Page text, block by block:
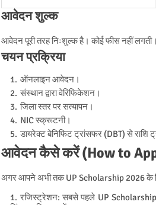
आवेदन शुल्क
आवेदन पूरी तरह निःशुल्क है। कोई फीस नहीं लगती।
चयन प्रक्रिया
ऑनलाइन आवेदन।
संस्थान द्वारा वेरिफिकेशन।
जिला स्तर पर सत्यापन।
NIC स्क्रूटनी।
डायरेक्ट बेनिफिट ट्रांसफर (DBT) से राशि
आवेदन कैसे करें (How to
अगर आपने अभी तक UP Scholarship 2026 के
रजिस्ट्रेशन: सबसे पहले UP Scholarship